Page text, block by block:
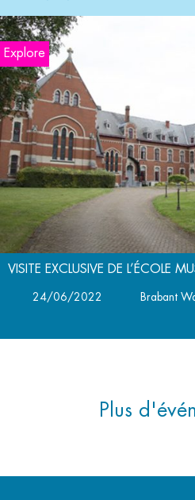
Explore
VISITE EXCLUSIVE DE L’ÉCOLE
24/06/2022 Brabant
Plus